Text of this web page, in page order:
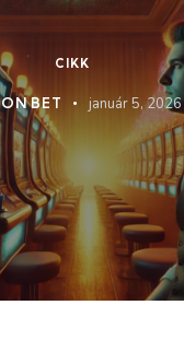
CIKK
ON BET január 5, 2026